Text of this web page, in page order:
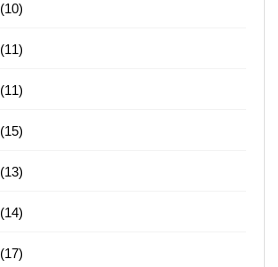
(10)
(11)
(11)
(15)
(13)
(14)
(17)